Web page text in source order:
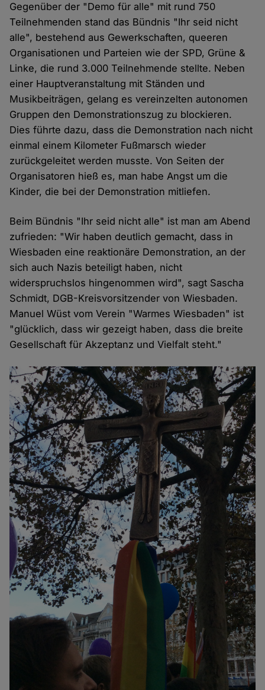
Gegenüber der "Demo für alle" mit rund 750
Teilnehmenden stand das Bündnis "Ihr seid nicht
alle", bestehend aus Gewerkschaften, queeren
Organisationen und Parteien wie der SPD, Grüne &
Linke, die rund 3.000 Teilnehmende stellte. Neben
einer Hauptveranstaltung mit Ständen und
Musikbeiträgen, gelang es vereinzelten autonomen
Gruppen den Demonstrationszug zu blockieren.
Dies führte dazu, dass die Demonstration nach nicht
einmal einem Kilometer Fußmarsch wieder
zurückgeleitet werden musste. Von Seiten der
Organisatoren hieß es, man habe Angst um die
Kinder, die bei der Demonstration mitliefen.
Beim Bündnis "Ihr seid nicht alle" ist man am Abend
zufrieden: "Wir haben deutlich gemacht, dass in
Wiesbaden eine reaktionäre Demonstration, an der
sich auch Nazis beteiligt haben, nicht
widerspruchslos hingenommen wird", sagt Sascha
Schmidt, DGB-Kreisvorsitzender von Wiesbaden.
Manuel Wüst vom Verein "Warmes Wiesbaden" ist
"glücklich, dass wir gezeigt haben, dass die breite
Gesellschaft für Akzeptanz und Vielfalt steht."